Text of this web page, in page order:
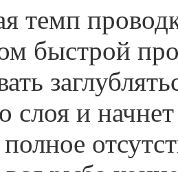
быстрой
слоя и
полное